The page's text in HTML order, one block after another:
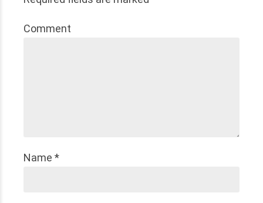
Comment
Name *